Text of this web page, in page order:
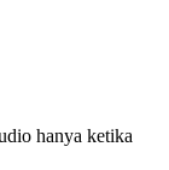
hanya ketika